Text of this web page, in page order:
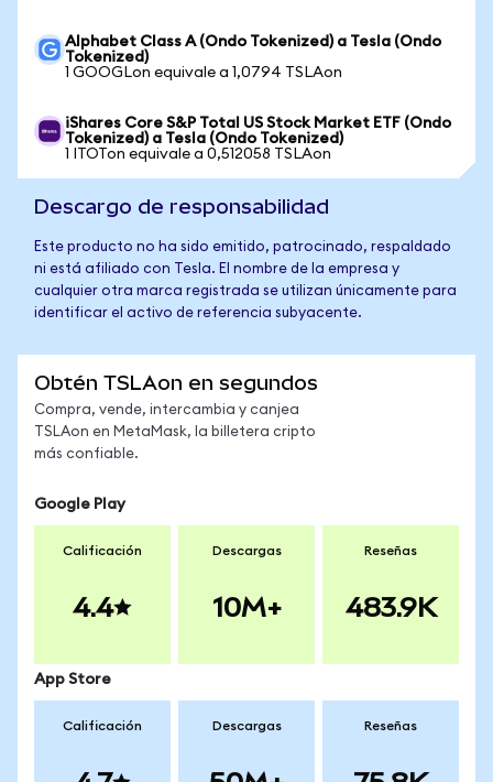
Alphabet Class A (Ondo Tokenized) a Tesla (Ondo
Tokenized)
1 GOOGLon equivale a 1,0794 TSLAon
iShares Core S&P Total US Stock Market ETF (Ondo
Tokenized) a Tesla (Ondo Tokenized)
1 ITOTon equivale a 0,512058 TSLAon
Descargo de responsabilidad
Este producto no ha sido emitido, patrocinado, respaldado
ni está afiliado con Tesla. El nombre de la empresa y
cualquier otra marca registrada se utilizan únicamente para
identificar el activo de referencia subyacente.
Obtén TSLAon en segundos
Compra, vende, intercambia y canjea
TSLAon en MetaMask, la billetera cripto
más confiable.
Google Play
Calificación
4.4
Descargas
10M+
Reseñas
483.9K
App Store
Calificación Descargas Reseñas